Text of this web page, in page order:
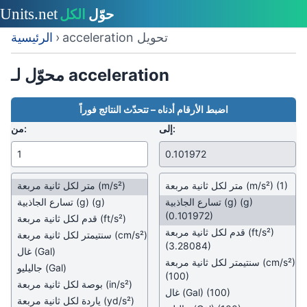
الرئيسية › acceleration تحويل
محوّل لـ acceleration
اضبط الأرقام أدناه – تتحدّث النتائج فوراً
من:
متر لكل ثانية مربعة (m/s²)
تسارع الجاذبية (g) (g)
قدم لكل ثانية مربعة (ft/s²)
سنتيمتر لكل ثانية مربعة (cm/s²)
غال (Gal)
جاليليو (Gal)
بوصة لكل ثانية مربعة (in/s²)
ياردة لكل ثانية مربعة (yd/s²)
إلى:
متر لكل ثانية مربعة (m/s²) (1)
تسارع الجاذبية (g) (g)
(0.101972)
قدم لكل ثانية مربعة (ft/s²)
(3.28084)
سنتيمتر لكل ثانية مربعة (cm/s²)
(100)
غال (Gal) (100)